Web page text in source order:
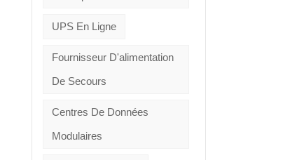
UPS En Ligne
Fournisseur D'alimentation
De Secours
Centres De Données
Modulaires